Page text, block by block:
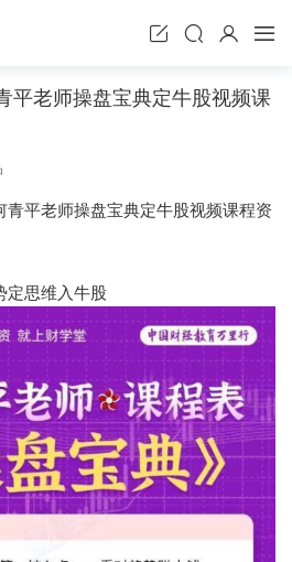
平老师操盘宝典定牛股视频课
青平老师操盘宝典定牛股视频课程资
定思维入牛股